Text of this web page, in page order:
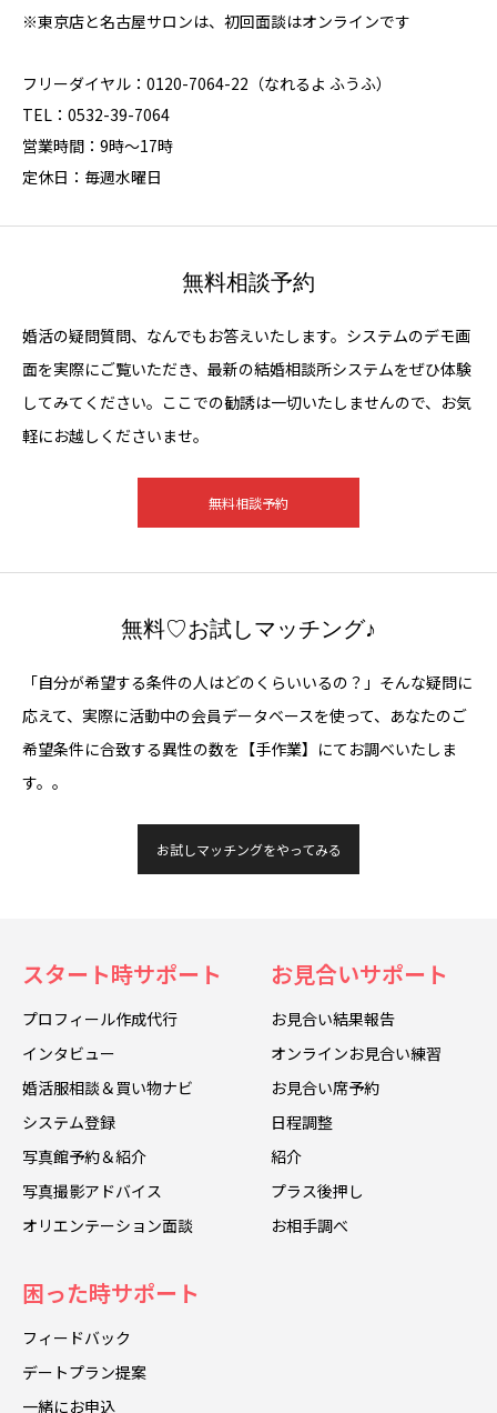
※東京店と名古屋サロンは、初回面談はオンラインです
フリーダイヤル：0120-7064-22（なれるよ ふうふ）
TEL：0532-39-7064
営業時間：9時～17時
定休日：毎週水曜日
無料相談予約
婚活の疑問質問、なんでもお答えいたします。システムのデモ画
面を実際にご覧いただき、最新の結婚相談所システムをぜひ体験
してみてください。ここでの勧誘は一切いたしませんので、お気
軽にお越しくださいませ。
無料相談予約
無料♡お試しマッチング♪
「自分が希望する条件の人はどのくらいいるの？」そんな疑問に
応えて、実際に活動中の会員データベースを使って、あなたのご
希望条件に合致する異性の数を【手作業】にてお調べいたしま
す。。
お試しマッチングをやってみる
スタート時サポート
プロフィール作成代行
インタビュー
婚活服相談＆買い物ナビ
システム登録
写真館予約＆紹介
写真撮影アドバイス
オリエンテーション面談
お見合いサポート
お見合い結果報告
オンラインお見合い練習
お見合い席予約
日程調整
紹介
プラス後押し
お相手調べ
困った時サポート
フィードバック
デートプラン提案
一緒にお申込